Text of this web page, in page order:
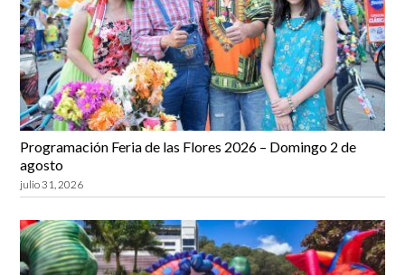
Programación Feria de las Flores 2026 – Domingo 2 de
agosto
julio 31, 2026